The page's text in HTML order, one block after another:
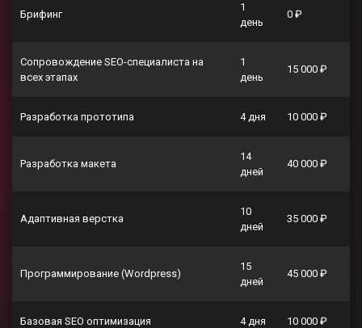
Брифинг
1
день
0 ₽
Сопровождение SEO-специалиста на
всех этапах
1
день
15 000 ₽
Разработка прототипа 4 дня 10 000 ₽
Разработка макета
14
дней
40 000 ₽
Адаптивная верстка
10
дней
35 000 ₽
Программирование (Wordpress)
15
дней
45 000 ₽
Базовая SEO оптимизация 4 дня 10 000 ₽